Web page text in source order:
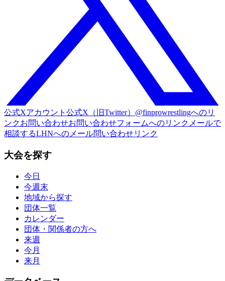
公式Xアカウント 公式X（旧Twitter）@finprowrestlingへのリ
ンクお問い合わせお問い合わせフォームへのリンク メールで
相談するLHNへのメール問い合わせリンク
大会を探す
今日
今週末
地域から探す
団体一覧
カレンダー
団体・関係者の方へ
来週
今月
来月